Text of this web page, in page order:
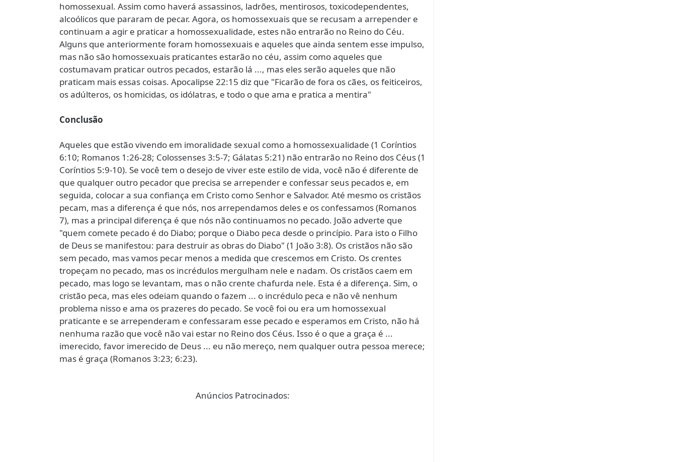
homossexual. Assim como haverá assassinos, ladrões, mentirosos, toxicodependentes,
alcoólicos que pararam de pecar. Agora, os homossexuais que se recusam a arrepender e
continuam a agir e praticar a homossexualidade, estes não entrarão no Reino do Céu.
Alguns que anteriormente foram homossexuais e aqueles que ainda sentem esse impulso,
mas não são homossexuais praticantes estarão no céu, assim como aqueles que
costumavam praticar outros pecados, estarão lá ..., mas eles serão aqueles que não
praticam mais essas coisas. Apocalipse 22:15 diz que "Ficarão de fora os cães, os feiticeiros,
os adúlteros, os homicidas, os idólatras, e todo o que ama e pratica a mentira"
Conclusão
Aqueles que estão vivendo em imoralidade sexual como a homossexualidade (1 Coríntios
6:10; Romanos 1:26-28; Colossenses 3:5-7; Gálatas 5:21) não entrarão no Reino dos Céus (1
Coríntios 5:9-10). Se você tem o desejo de viver este estilo de vida, você não é diferente de
que qualquer outro pecador que precisa se arrepender e confessar seus pecados e, em
seguida, colocar a sua confiança em Cristo como Senhor e Salvador. Até mesmo os cristãos
pecam, mas a diferença é que nós, nos arrependamos deles e os confessamos (Romanos
7), mas a principal diferença é que nós não continuamos no pecado. João adverte que
"quem comete pecado é do Diabo; porque o Diabo peca desde o princípio. Para isto o Filho
de Deus se manifestou: para destruir as obras do Diabo" (1 João 3:8). Os cristãos não são
sem pecado, mas vamos pecar menos a medida que crescemos em Cristo. Os crentes
tropeçam no pecado, mas os incrédulos mergulham nele e nadam. Os cristãos caem em
pecado, mas logo se levantam, mas o não crente chafurda nele. Esta é a diferença. Sim, o
cristão peca, mas eles odeiam quando o fazem ... o incrédulo peca e não vê nenhum
problema nisso e ama os prazeres do pecado. Se você foi ou era um homossexual
praticante e se arrependeram e confessaram esse pecado e esperamos em Cristo, não há
nenhuma razão que você não vai estar no Reino dos Céus. Isso é o que a graça é ...
imerecido, favor imerecido de Deus ... eu não mereço, nem qualquer outra pessoa merece;
mas é graça (Romanos 3:23; 6:23).
Anúncios Patrocinados: